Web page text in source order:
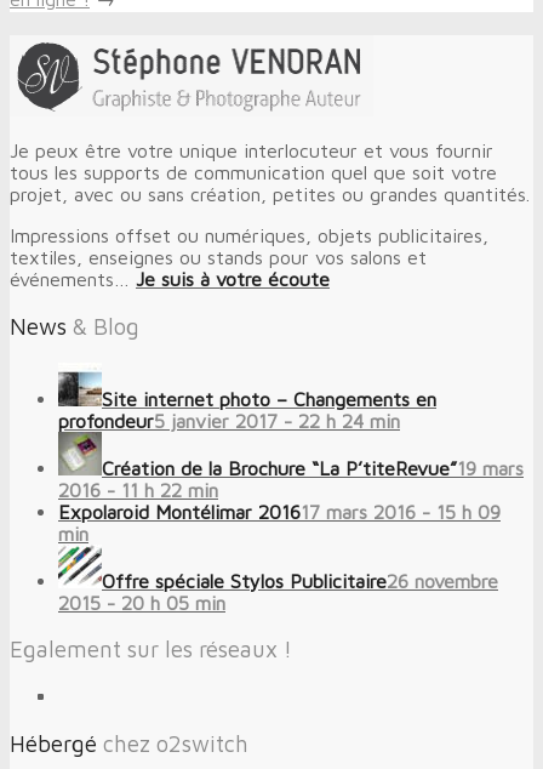
Je peux être votre unique interlocuteur et vous fournir
tous les supports de communication quel que soit votre
projet, avec ou sans création, petites ou grandes quantités.
Impressions offset ou numériques, objets publicitaires,
textiles, enseignes ou stands pour vos salons et
événements… Je suis à votre écoute
News & Blog
Site internet photo – Changements en
profondeur5 janvier 2017 - 22 h 24 min
Création de la Brochure “La P’titeRevue”19 mars
2016 - 11 h 22 min
Expolaroid Montélimar 201617 mars 2016 - 15 h 09
min
Offre spéciale Stylos Publicitaire26 novembre
2015 - 20 h 05 min
Egalement sur les réseaux !
Hébergé chez o2switch